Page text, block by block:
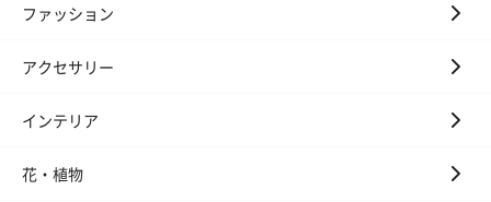
お酒を同梱してお届けいたします。
ファッション
アクセサリー
インテリア
花・植物